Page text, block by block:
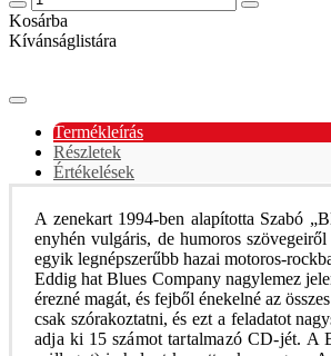
Kosárba
Kívánságlistára
Termékleírás
Részletek
Értékelések
A zenekart 1994-ben alapította Szabó
enyhén vulgáris, de humoros
egyik legnépszerűbb hazai motoros-
Eddig hat Blues Company nagylemez
érezné magát, és fejből énekelné az
csak szórakoztatni, és ezt a feladatot
adja ki 15 számot tartalmazó CD-jét. A